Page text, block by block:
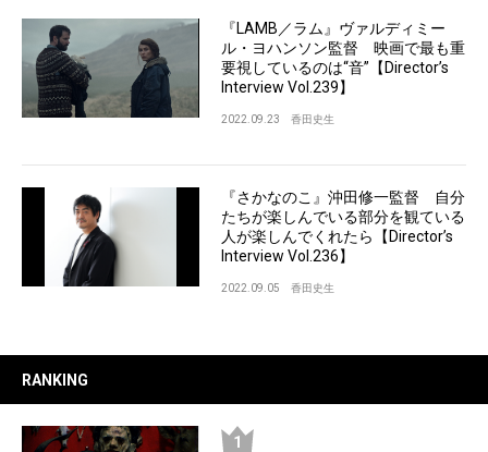
『LAMB／ラム』ヴァルディミー
ル・ヨハンソン監督 映画で最も重
要視しているのは“音”【Director’s
Interview Vol.239】
2022.09.23 香田史生
『さかなのこ』沖田修一監督 自分
たちが楽しんでいる部分を観ている
人が楽しんでくれたら【Director’s
Interview Vol.236】
2022.09.05 香田史生
RANKING